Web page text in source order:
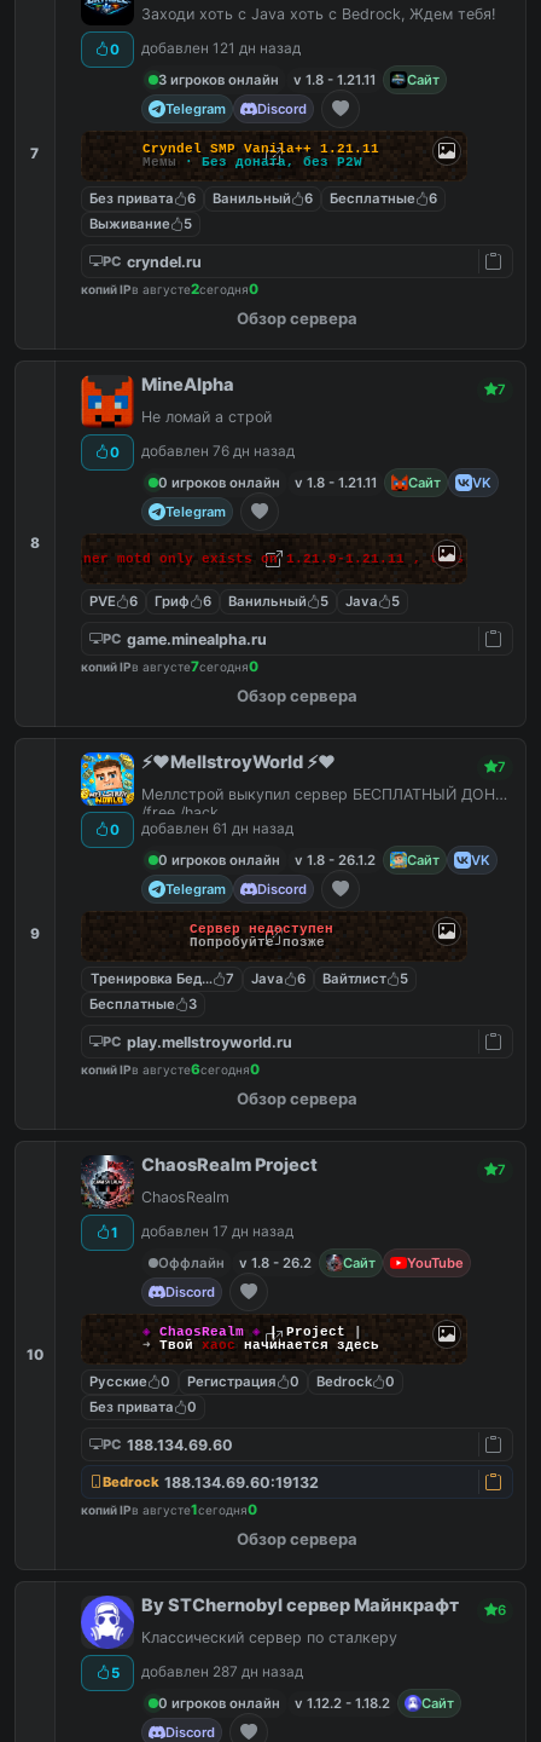
7
0
Заходи хоть с Java хоть с Bedrock, Ждем тебя!
добавлен 121 дн назад
3 игроков онлайн
v 1.8 - 1.21.11
Сайт
Telegram
Discord
Cryndel SMP Vanila++ 1.21.11
Мемы
· Без доната, без P2W
Без привата 6 Ванильный 6 Бесплатные
6
Выживание
5
PC cryndel.ru
копий IPв августе2сегодня0
Обзор сервера
8
0
MineAlpha 7
Не ломай а строй
добавлен 76 дн назад
0 игроков онлайн
v 1.8 - 1.21.11 Сайт
VK
Telegram
banner motd only exists on 1.21.9-1.21.11 , this
PVE 6 Гриф 6 Ванильный 5 Java 5
PC game.minealpha.ru
копий IPв августе7сегодня0
Обзор сервера
9
0
⚡️❤️MellstroyWorld ⚡️❤️ 7
Меллстрой выкупил сервер БЕСПЛАТНЫЙ ДОНАТ
/free /hack
добавлен 61 дн назад
0 игроков онлайн
v 1.8 - 26.1.2 Сайт
VK
Telegram
Discord
Сервер недоступен
Попробуйте позже
Тренировка Бед Варс
7 Java 6 Вайтлист
5
Бесплатные
3
PC play.mellstroyworld.ru
копий IPв августе6сегодня0
Обзор сервера
10
1
ChaosRealm Project 7
ChaosRealm
добавлен 17 дн назад
Оффлайн
v 1.8 - 26.2 Сайт
YouTube
Discord
◈ ChaosRealm ◈┃ Project
➜ Твой хаос начинается здесь
Русские 0 Регистрация 0 Bedrock
0
Без привата
0
PC 188.134.69.60
Bedrock 188.134.69.60:19132
копий IPв августе1сегодня0
Обзор сервера
5
By STChernobyl сервер Майнкрафт 6
Классический сервер по сталкеру
добавлен 287 дн назад
0 игроков онлайн
v 1.12.2 - 1.18.2
Сайт
Discord